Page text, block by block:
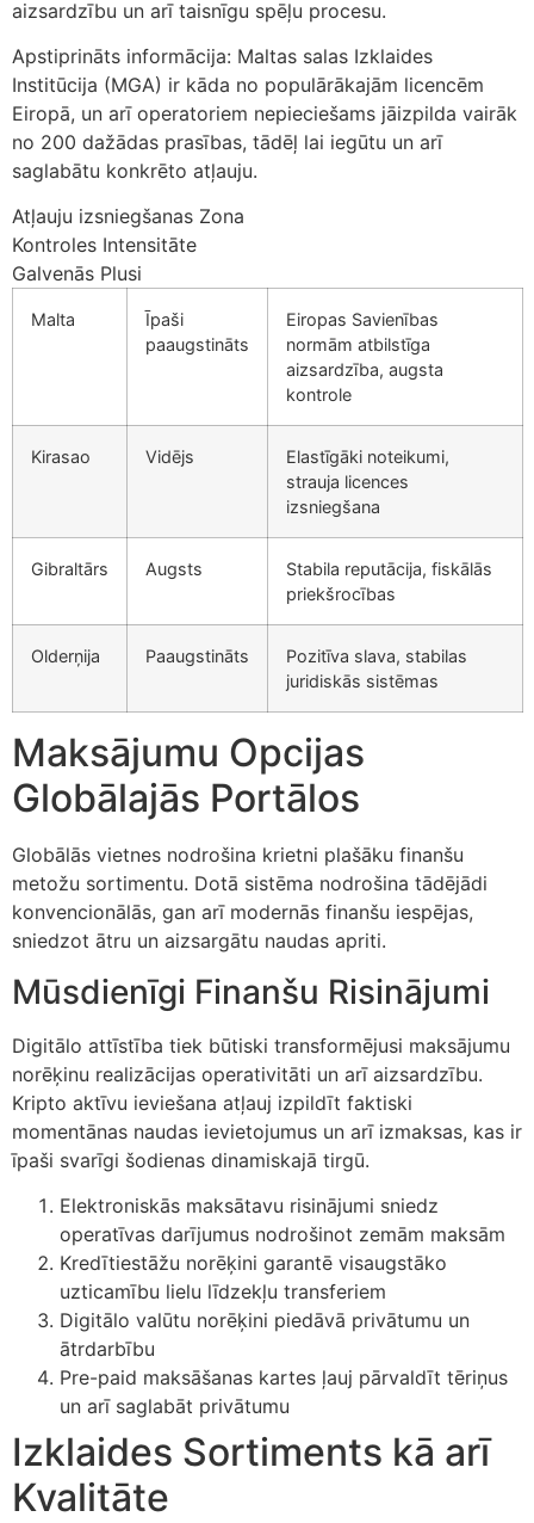
aizsardzību un arī taisnīgu spēļu procesu.
Apstiprināts informācija: Maltas salas Izklaides
Institūcija (MGA) ir kāda no populārākajām licencēm
Eiropā, un arī operatoriem nepieciešams jāizpilda vairāk
no 200 dažādas prasības, tādēļ lai iegūtu un arī
saglabātu konkrēto atļauju.
Atļauju izsniegšanas Zona
Kontroles Intensitāte
Galvenās Plusi
Malta
Īpaši
paaugstināts
Eiropas Savienības
normām atbilstīga
aizsardzība, augsta
kontrole
Kirasao Vidējs
Elastīgāki noteikumi,
strauja licences
izsniegšana
Gibraltārs Augsts
Stabila reputācija, fiskālās
priekšrocības
Olderņija Paaugstināts
Pozitīva slava, stabilas
juridiskās sistēmas
Maksājumu Opcijas
Globālajās Portālos
Globālās vietnes nodrošina krietni plašāku finanšu
metožu sortimentu. Dotā sistēma nodrošina tādējādi
konvencionālās, gan arī modernās finanšu iespējas,
sniedzot ātru un aizsargātu naudas apriti.
Mūsdienīgi Finanšu Risinājumi
Digitālo attīstība tiek būtiski transformējusi maksājumu
norēķinu realizācijas operativitāti un arī aizsardzību.
Kripto aktīvu ieviešana atļauj izpildīt faktiski
momentānas naudas ievietojumus un arī izmaksas, kas ir
īpaši svarīgi šodienas dinamiskajā tirgū.
Elektroniskās maksātavu risinājumi sniedz
operatīvas darījumus nodrošinot zemām maksām
Kredītiestāžu norēķini garantē visaugstāko
uzticamību lielu līdzekļu transferiem
Digitālo valūtu norēķini piedāvā privātumu un
ātrdarbību
Pre-paid maksāšanas kartes ļauj pārvaldīt tēriņus
un arī saglabāt privātumu
Izklaides Sortiments kā arī
Kvalitāte